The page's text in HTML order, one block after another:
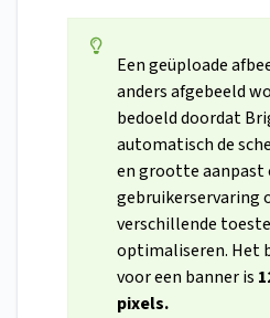
Een geüploade
anders afgebeeld
bedoeld doordat
automatisch de
en grootte aanpast
gebruikerservaring
verschillende
optimaliseren. Het
voor een banner is
pixels.